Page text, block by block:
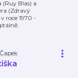
(Ruy Blas) a
(Zdravý
roce 1970 -